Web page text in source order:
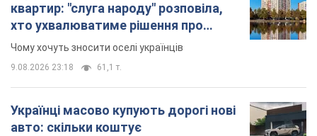
квартир: "слуга народу" розповіла,
хто ухвалюватиме рішення про
знесення будинків
Чому хочуть зносити оселі українців
9.08.2026 23:18 61,1 т.
Українці масово купують дорогі нові
авто: скільки коштує